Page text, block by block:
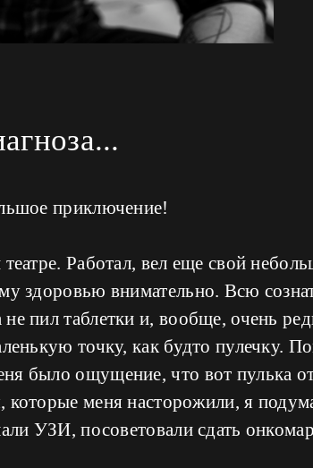
приключение!
Работал, вел еще свой
здоровью внимательно. Всю
пил таблетки и, вообще, очень
точку, как будто пулечку.
было ощущение, что вот пулька от
меня насторожили, я
УЗИ, посоветовали сдать